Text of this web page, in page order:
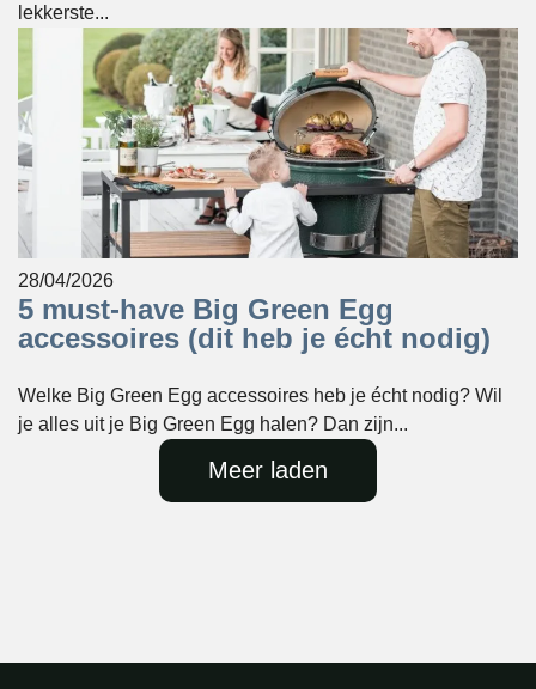
lekkerste...
28/04/2026
5 must-have Big Green Egg
accessoires (dit heb je écht nodig)
Welke Big Green Egg accessoires heb je écht nodig? Wil
je alles uit je Big Green Egg halen? Dan zijn...
Meer laden